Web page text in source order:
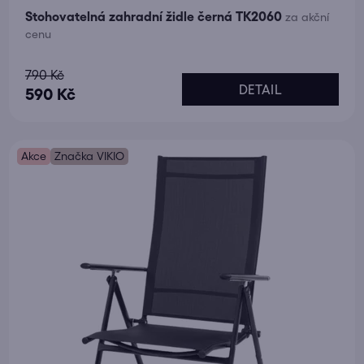
Stohovatelná zahradní židle černá TK2060 za akční
cenu
Průměrné
hodnocení
5,0
590 Kč
790 Kč
DETAIL
Akce Značka VIKIO